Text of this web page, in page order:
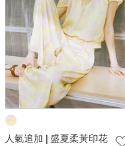
人氣追加 | 盛夏柔黃印花